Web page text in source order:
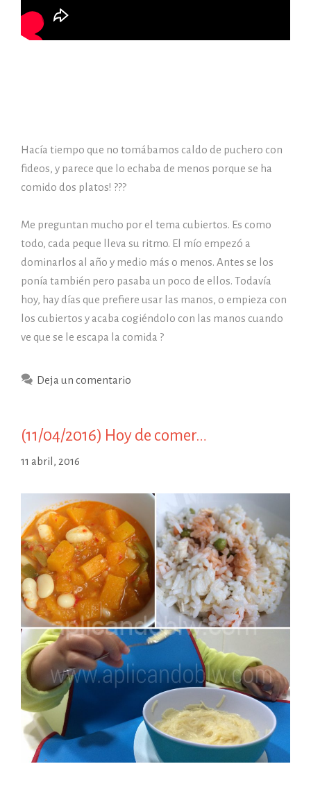
Hacía tiempo que no tomábamos caldo de puchero con
fideos, y parece que lo echaba de menos porque se ha
comido dos platos! ???
Me preguntan mucho por el tema cubiertos. Es como
todo, cada peque lleva su ritmo. El mío empezó a
dominarlos al año y medio más o menos. Antes se los
ponía también pero pasaba un poco de ellos. Todavía
hoy, hay días que prefiere usar las manos, o empieza con
los cubiertos y acaba cogiéndolo con las manos cuando
ve que se le escapa la comida ?
Deja un comentario
(11/04/2016) Hoy de comer…
11 abril, 2016